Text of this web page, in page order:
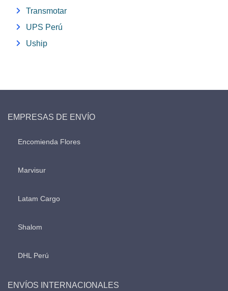
Transmotar
UPS Perú
Uship
EMPRESAS DE ENVÍO
Encomienda Flores
Marvisur
Latam Cargo
Shalom
DHL Perú
ENVÍOS INTERNACIONALES